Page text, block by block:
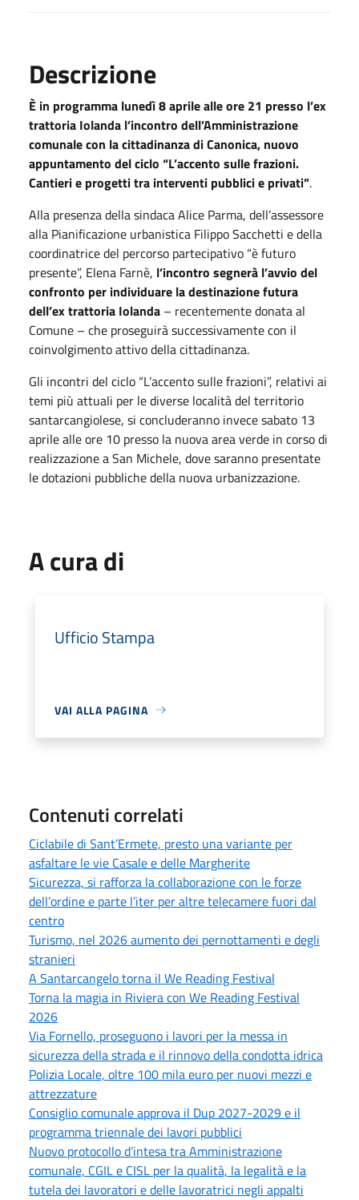
Descrizione
È in programma lunedì 8 aprile alle ore 21 presso l’ex
trattoria Iolanda l’incontro dell’Amministrazione
comunale con la cittadinanza di Canonica, nuovo
appuntamento del ciclo “L’accento sulle frazioni.
Cantieri e progetti tra interventi pubblici e privati”.
Alla presenza della sindaca Alice Parma, dell’assessore
alla Pianificazione urbanistica Filippo Sacchetti e della
coordinatrice del percorso partecipativo “è futuro
presente”, Elena Farnè, l’incontro segnerà l’avvio del
confronto per individuare la destinazione futura
dell’ex trattoria Iolanda – recentemente donata al
Comune – che proseguirà successivamente con il
coinvolgimento attivo della cittadinanza.
Gli incontri del ciclo “L’accento sulle frazioni”, relativi ai
temi più attuali per le diverse località del territorio
santarcangiolese, si concluderanno invece sabato 13
aprile alle ore 10 presso la nuova area verde in corso di
realizzazione a San Michele, dove saranno presentate
le dotazioni pubbliche della nuova urbanizzazione.
A cura di
Ufficio Stampa
VAI ALLA PAGINA
Contenuti correlati
Ciclabile di Sant’Ermete, presto una variante per
asfaltare le vie Casale e delle Margherite
Sicurezza, si rafforza la collaborazione con le forze
dell’ordine e parte l’iter per altre telecamere fuori dal
centro
Turismo, nel 2026 aumento dei pernottamenti e degli
stranieri
A Santarcangelo torna il We Reading Festival
Torna la magia in Riviera con We Reading Festival
2026
Via Fornello, proseguono i lavori per la messa in
sicurezza della strada e il rinnovo della condotta idrica
Polizia Locale, oltre 100 mila euro per nuovi mezzi e
attrezzature
Consiglio comunale approva il Dup 2027-2029 e il
programma triennale dei lavori pubblici
Nuovo protocollo d’intesa tra Amministrazione
comunale, CGIL e CISL per la qualità, la legalità e la
tutela dei lavoratori e delle lavoratrici negli appalti